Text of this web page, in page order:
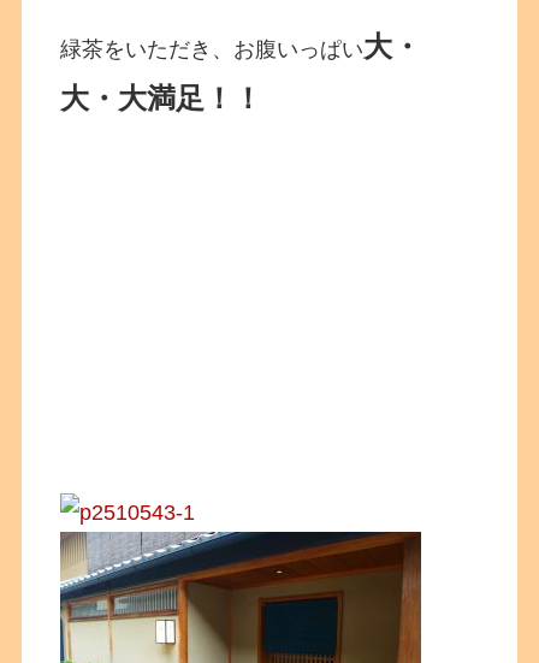
緑茶をいただき、お腹いっぱい大・
大・大満足！！